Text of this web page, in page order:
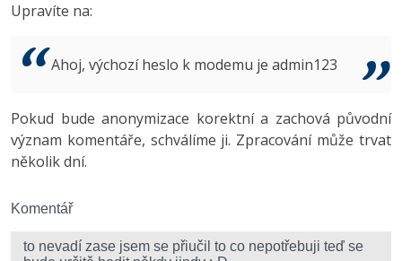
Best practices
Copywriter
WordPress specialista
Algoritmy -41%
Umělá inteligence (AI) -10%
Fórum
Windows
Kybernetická bezpečnost
Fórum
Upravíte na:
Ahoj, výchozí heslo k modemu je admin123
Pokud bude anonymizace korektní a zachová původní
význam komentáře, schválíme ji. Zpracování může trvat
několik dní.
Komentář